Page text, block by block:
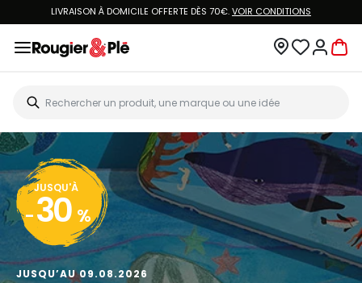
LIVRAISON À DOMICILE OFFERTE DÈS 70€.VOIR CONDITIONS
JUSQU'À
- 30 %
JUSQU’AU 09.08.2026